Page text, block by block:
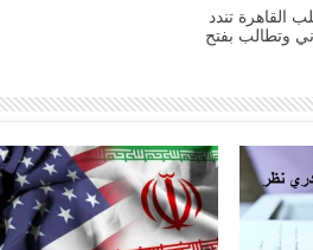
القاهرة تندد
وتطالب بفتح